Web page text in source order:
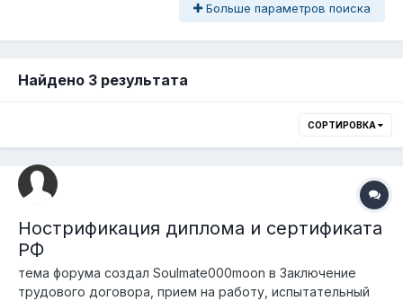
Больше параметров поиска
Найдено 3 результата
СОРТИРОВКА
Нострификация диплома и сертификата
РФ
тема форума создал Soulmate000moon в Заключение
трудового договора, прием на работу, испытательный